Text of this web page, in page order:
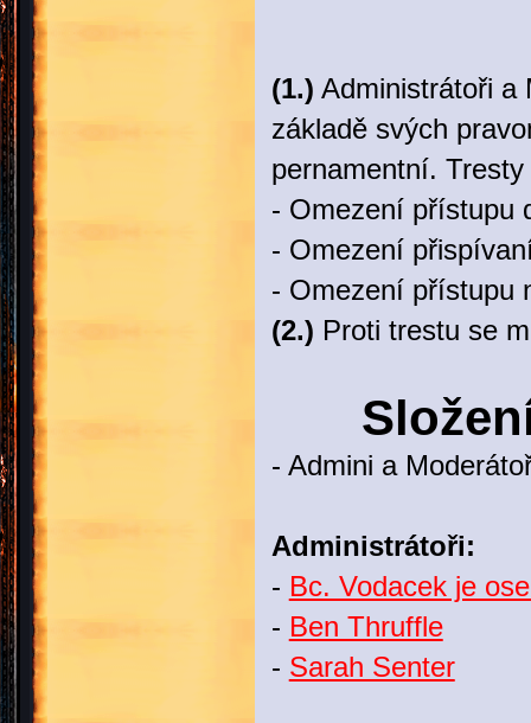
(1.) Administrátoři a
základě svých
pernamentní. Tresty
- Omezení přístupu
- Omezení
- Omezení přístupu
(2.) Proti trestu se
- Admini a
Administrátoři:
- Bc. Vodacek je
- Ben Thruffle
- Sarah Senter